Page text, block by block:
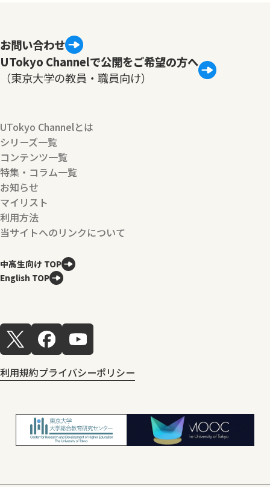
お問い合わせ
UTokyo Channelで公開をご希望の方へ
（東京大学の教員・職員向け）
UTokyo Channelとは
シリーズ一覧
コンテンツ一覧
特集・コラム一覧
お知らせ
マイリスト
利用方法
当サイトへのリンクについて
中高生向け TOP
English TOP
利用規約プライバシーポリシー